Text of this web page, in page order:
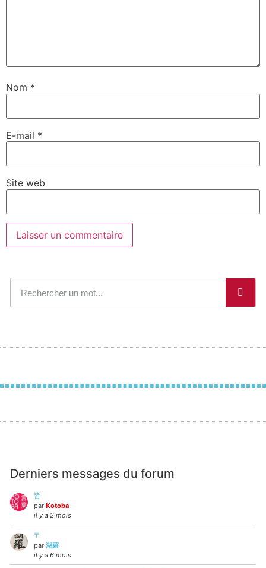
Nom *
E-mail *
Site web
Derniers messages du forum
皆
par Kotoba
il y a 2 mois
〒
par 湖羅
il y a 6 mois